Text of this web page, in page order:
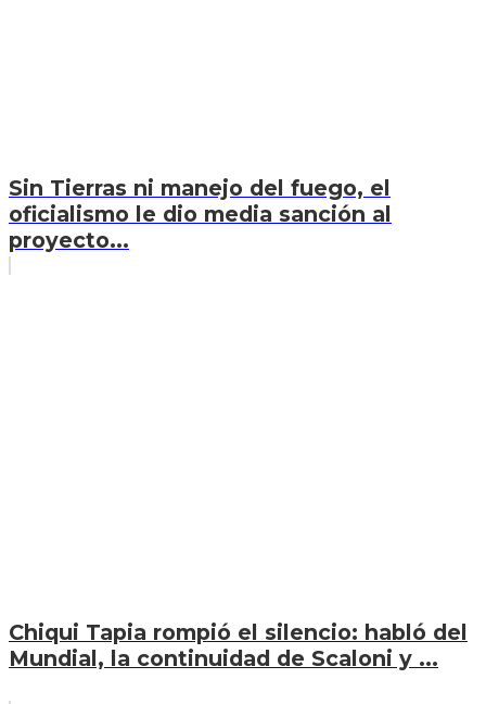
Sin Tierras ni manejo del fuego, el
oficialismo le dio media sanción al
proyecto...
Chiqui Tapia rompió el silencio: habló del
Mundial, la continuidad de Scaloni y ...